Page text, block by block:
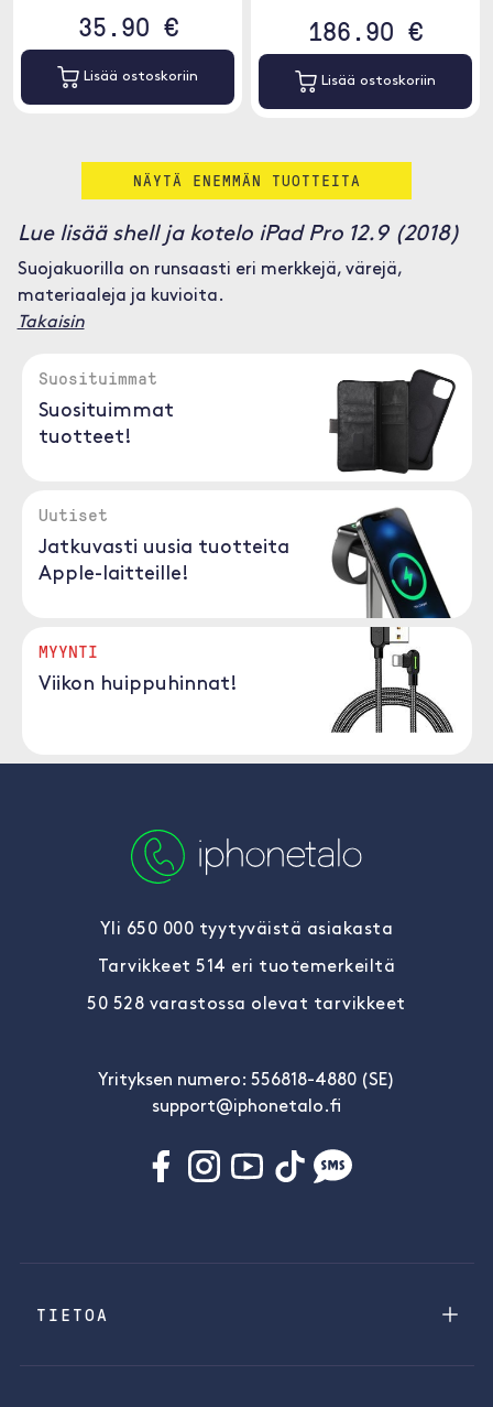
35.90 €
Lisää ostoskoriin
186.90 €
Lisää ostoskoriin
NÄYTÄ ENEMMÄN TUOTTEITA
Lue lisää shell ja kotelo iPad Pro 12.9 (2018)
Suojakuorilla on runsaasti eri merkkejä, värejä,
materiaaleja ja kuvioita.
Takaisin
Suosituimmat
Suosituimmat
tuotteet!
Uutiset
Jatkuvasti uusia tuotteita
Apple-laitteille!
MYYNTI
Viikon huippuhinnat!
Yli 650 000 tyytyväistä asiakasta
Tarvikkeet 514 eri tuotemerkeiltä
50 528 varastossa olevat tarvikkeet
Yrityksen numero: 556818-4880 (SE)
support@iphonetalo.fi
TIETOA